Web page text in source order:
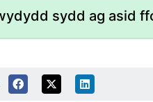
sydd ag asid